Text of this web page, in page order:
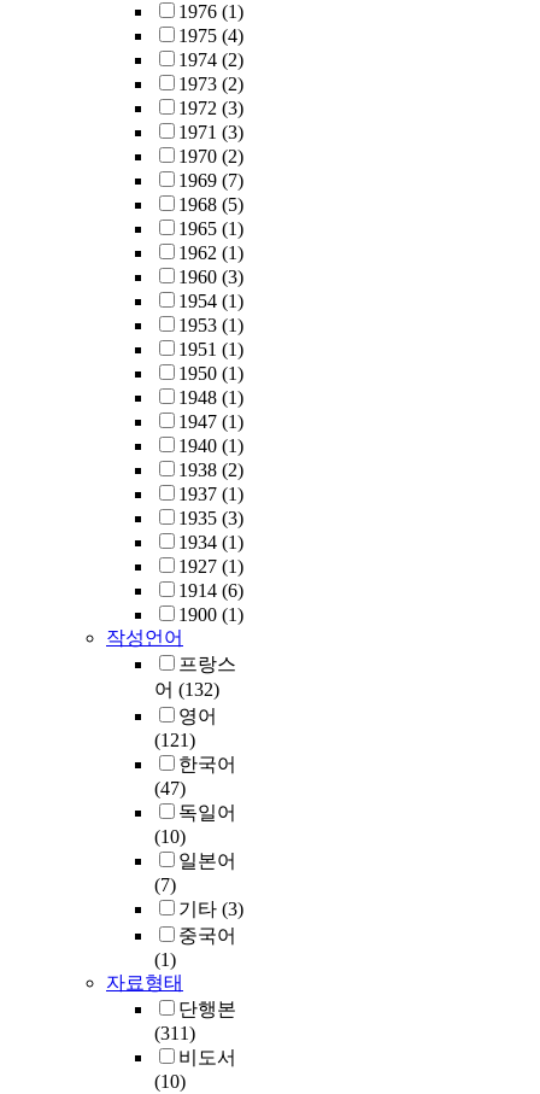
1976 (1)
1975 (4)
1974 (2)
1973 (2)
1972 (3)
1971 (3)
1970 (2)
1969 (7)
1968 (5)
1965 (1)
1962 (1)
1960 (3)
1954 (1)
1953 (1)
1951 (1)
1950 (1)
1948 (1)
1947 (1)
1940 (1)
1938 (2)
1937 (1)
1935 (3)
1934 (1)
1927 (1)
1914 (6)
1900 (1)
작성언어
프랑스
어 (132)
영어
(121)
한국어
(47)
독일어
(10)
일본어
(7)
기타 (3)
중국어
(1)
자료형태
단행본
(311)
비도서
(10)